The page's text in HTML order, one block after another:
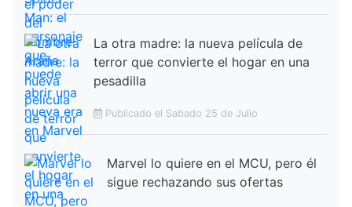
La otra madre: la nueva película de
terror que convierte el hogar en una
pesadilla
Publicado el Sabado 25 de Julio
Marvel lo quiere en el MCU, pero él
sigue rechazando sus ofertas